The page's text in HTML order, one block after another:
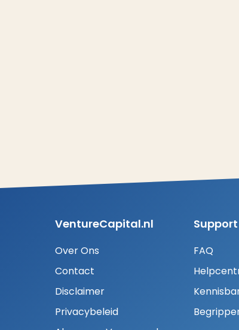
VentureCapital.nl
Over Ons
Contact
Disclaimer
Privacybeleid
Support
FAQ